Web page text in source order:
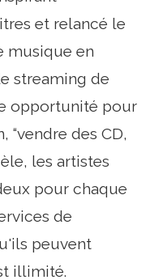
et relancé le
musique en
streaming de
opportunité pour
“vendre des CD,
les artistes
pour chaque
de
peuvent
illimité.